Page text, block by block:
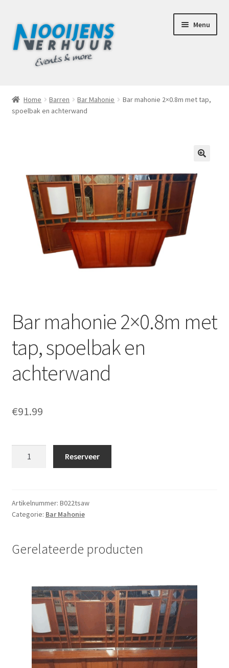
door
naar
navigatie
naar
de
Menu
Afhaalbox Tilburg
Mijn account
Offerte aanvraag
Offerte aanvraag
Home Barren Bar Mahonie
Bar mahonie 2×0.8m met tap,
spoelbak en achterwand
Bar mahonie 2×0.8m met
tap, spoelbak en
achterwand
€91.99
tap,
spoelbak
aantal
Reserveer
Artikelnummer: B022tsaw
Categorie: Bar Mahonie
Gerelateerde producten